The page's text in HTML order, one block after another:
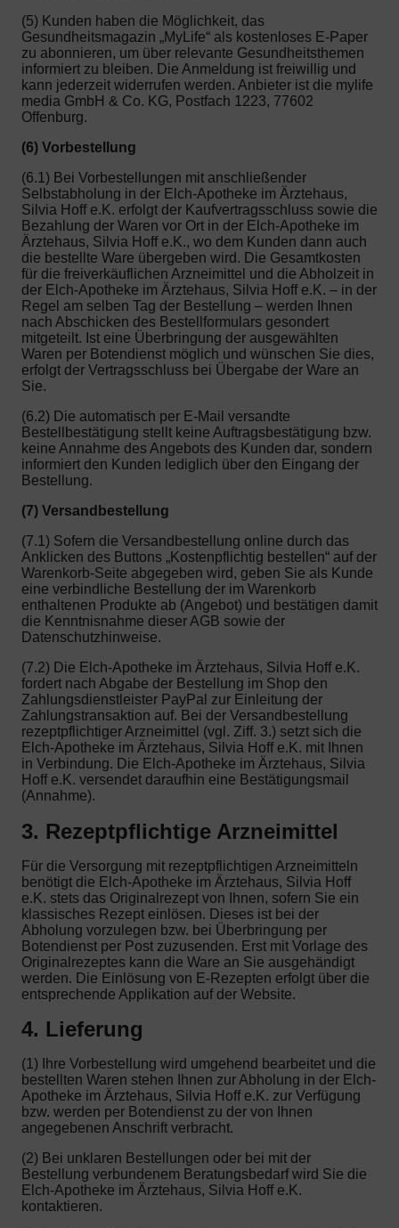
(5) Kunden haben die Möglichkeit, das
Gesundheitsmagazin „MyLife“ als kostenloses E-Paper
zu abonnieren, um über relevante Gesundheitsthemen
informiert zu bleiben. Die Anmeldung ist freiwillig und
kann jederzeit widerrufen werden. Anbieter ist die mylife
media GmbH & Co. KG, Postfach 1223, 77602
Offenburg.
(6) Vorbestellung
(6.1) Bei Vorbestellungen mit anschließender
Selbstabholung in der Elch-Apotheke im Ärztehaus,
Silvia Hoff e.K. erfolgt der Kaufvertragsschluss sowie die
Bezahlung der Waren vor Ort in der Elch-Apotheke im
Ärztehaus, Silvia Hoff e.K., wo dem Kunden dann auch
die bestellte Ware übergeben wird. Die Gesamtkosten
für die freiverkäuflichen Arzneimittel und die Abholzeit in
der Elch-Apotheke im Ärztehaus, Silvia Hoff e.K. – in der
Regel am selben Tag der Bestellung – werden Ihnen
nach Abschicken des Bestellformulars gesondert
mitgeteilt. Ist eine Überbringung der ausgewählten
Waren per Botendienst möglich und wünschen Sie dies,
erfolgt der Vertragsschluss bei Übergabe der Ware an
Sie.
(6.2) Die automatisch per E-Mail versandte
Bestellbestätigung stellt keine Auftragsbestätigung bzw.
keine Annahme des Angebots des Kunden dar, sondern
informiert den Kunden lediglich über den Eingang der
Bestellung.
(7) Versandbestellung
(7.1) Sofern die Versandbestellung online durch das
Anklicken des Buttons „Kostenpflichtig bestellen“ auf der
Warenkorb-Seite abgegeben wird, geben Sie als Kunde
eine verbindliche Bestellung der im Warenkorb
enthaltenen Produkte ab (Angebot) und bestätigen damit
die Kenntnisnahme dieser AGB sowie der
Datenschutzhinweise.
(7.2) Die Elch-Apotheke im Ärztehaus, Silvia Hoff e.K.
fordert nach Abgabe der Bestellung im Shop den
Zahlungsdienstleister PayPal zur Einleitung der
Zahlungstransaktion auf. Bei der Versandbestellung
rezeptpflichtiger Arzneimittel (vgl. Ziff. 3.) setzt sich die
Elch-Apotheke im Ärztehaus, Silvia Hoff e.K. mit Ihnen
in Verbindung. Die Elch-Apotheke im Ärztehaus, Silvia
Hoff e.K. versendet daraufhin eine Bestätigungsmail
(Annahme).
3. Rezeptpflichtige Arzneimittel
Für die Versorgung mit rezeptpflichtigen Arzneimitteln
benötigt die Elch-Apotheke im Ärztehaus, Silvia Hoff
e.K. stets das Originalrezept von Ihnen, sofern Sie ein
klassisches Rezept einlösen. Dieses ist bei der
Abholung vorzulegen bzw. bei Überbringung per
Botendienst per Post zuzusenden. Erst mit Vorlage des
Originalrezeptes kann die Ware an Sie ausgehändigt
werden. Die Einlösung von E-Rezepten erfolgt über die
entsprechende Applikation auf der Website.
4. Lieferung
(1) Ihre Vorbestellung wird umgehend bearbeitet und die
bestellten Waren stehen Ihnen zur Abholung in der Elch-
Apotheke im Ärztehaus, Silvia Hoff e.K. zur Verfügung
bzw. werden per Botendienst zu der von Ihnen
angegebenen Anschrift verbracht.
(2) Bei unklaren Bestellungen oder bei mit der
Bestellung verbundenem Beratungsbedarf wird Sie die
Elch-Apotheke im Ärztehaus, Silvia Hoff e.K.
kontaktieren.